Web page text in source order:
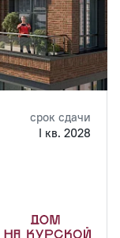
срок сдачи
I кв. 2028